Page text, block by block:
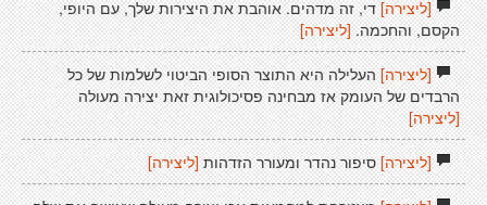
[ליצירה]די, זה מדהים. אוהבת את היצירות שלך, עם היופי,
הקסם, והחכמה. [ליצירה]
[ליצירה]העלילה היא התוצר הסופי הביטוי לשלמות של כל
הרבדים של העומק אז מבחינה פסיכולוגית זאת יצירה מעולה
[ליצירה]
[ליצירה]סיפור נהדר ומעורר הזדהות [ליצירה]